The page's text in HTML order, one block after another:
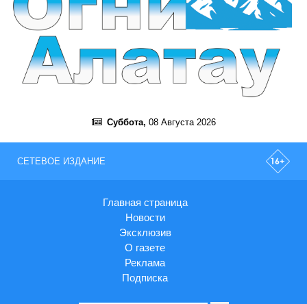
Суббота, 08 Августа 2026
СЕТЕВОЕ ИЗДАНИЕ
Главная страница
Новости
Эксклюзив
О газете
Реклама
Подписка